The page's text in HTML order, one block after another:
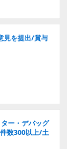
見を提出/賞与
ー・デバッグ
数300以上/土